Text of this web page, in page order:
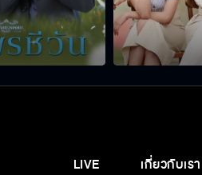
LIVE เกี่ยวกับเรา